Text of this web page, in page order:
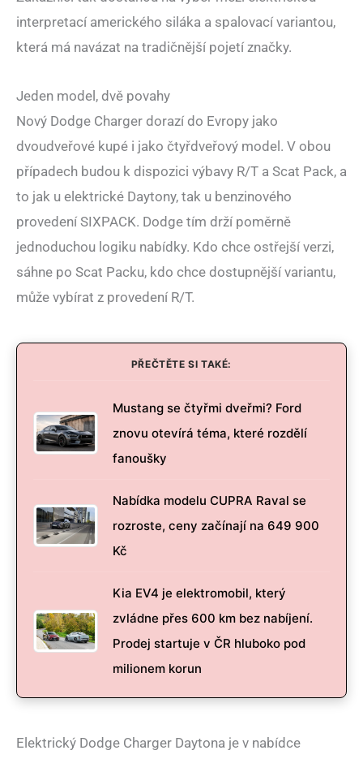
interpretací amerického siláka a spalovací variantou,
která má navázat na tradičnější pojetí značky.
Jeden model, dvě povahy
Nový Dodge Charger dorazí do Evropy jako
dvoudveřové kupé i jako čtyřdveřový model. V obou
případech budou k dispozici výbavy R/T a Scat Pack, a
to jak u elektrické Daytony, tak u benzinového
provedení SIXPACK. Dodge tím drží poměrně
jednoduchou logiku nabídky. Kdo chce ostřejší verzi,
sáhne po Scat Packu, kdo chce dostupnější variantu,
může vybírat z provedení R/T.
PŘEČTĚTE SI TAKÉ:
Mustang se čtyřmi dveřmi? Ford
znovu otevírá téma, které rozdělí
fanoušky
Nabídka modelu CUPRA Raval se
rozroste, ceny začínají na 649 900
Kč
Kia EV4 je elektromobil, který
zvládne přes 600 km bez nabíjení.
Prodej startuje v ČR hluboko pod
milionem korun
Elektrický Dodge Charger Daytona je v nabídce